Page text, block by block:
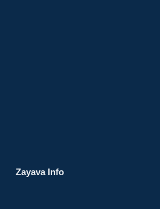
Zayava Info